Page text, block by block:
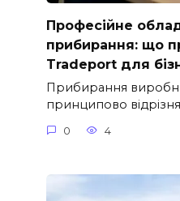
Професійне
прибирання: що
Tradeport для
Прибирання
принципово
0 4